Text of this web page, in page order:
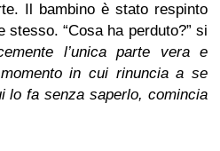
Il bambino è stato respinto
stesso. “Cosa ha perduto?” si
l’unica parte vera e
in cui rinuncia a se
lo fa senza saperlo, comincia